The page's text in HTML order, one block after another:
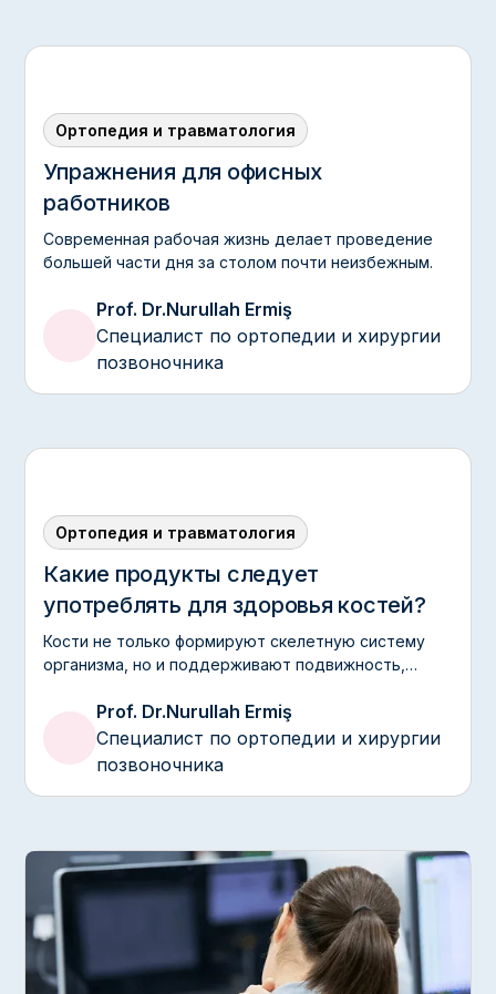
Ортопедия и травматология
Упражнения для офисных
работников‍
Современная рабочая жизнь делает проведение
большей части дня за столом почти неизбежным.
Prof. Dr.Nurullah Ermiş
Специалист по ортопедии и хирургии
позвоночника
Ортопедия и травматология
Какие продукты следует
употреблять для здоровья костей?
Кости не только формируют скелетную систему
организма, но и поддерживают подвижность,
требующими поддержки на протяжении всей
Prof. Dr.Nurullah Ermiş
Специалист по ортопедии и хирургии
позвоночника